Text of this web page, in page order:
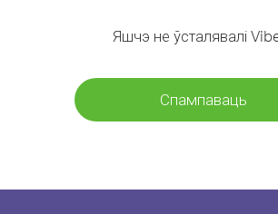
Яшчэ не ўсталявалі
Спампаваць